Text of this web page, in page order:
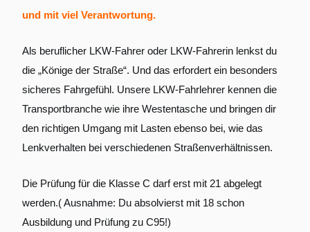
und mit viel Verantwortung.
Als beruflicher LKW-Fahrer oder LKW-Fahrerin lenkst du
die „Könige der Straße“. Und das erfordert ein besonders
sicheres Fahrgefühl. Unsere LKW-Fahrlehrer kennen die
Transportbranche wie ihre Westentasche und bringen dir
den richtigen Umgang mit Lasten ebenso bei, wie das
Lenkverhalten bei verschiedenen Straßenverhältnissen.
Die Prüfung für die Klasse C darf erst mit 21 abgelegt
werden.( Ausnahme: Du absolvierst mit 18 schon
Ausbildung und Prüfung zu C95!)